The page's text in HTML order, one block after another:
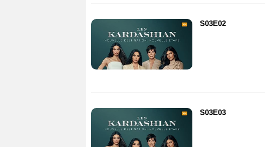
S03E02
S03E03